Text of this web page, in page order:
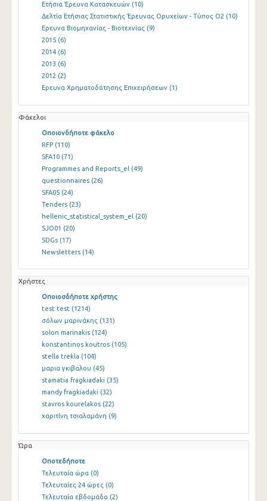
Ετήσια Έρευνα Κατασκευών (10)
Δελτία Ετήσιας Στατιστικής Έρευνας Ορυχείων - Τύπος Ο2 (10)
Ερευνα Βιομηχανίας - Βιοτεχνίας (9)
2015 (6)
2014 (6)
2013 (6)
2012 (2)
Ερευνα Χρηματοδότησης Επιχειρήσεων (1)
Φάκελοι
Οποιονδήποτε φάκελο
RFP (110)
SFA10 (71)
Programmes and Reports_el (49)
questionnaires (26)
SFA05 (24)
Tenders (23)
hellenic_statistical_system_el (20)
SJO01 (20)
SDGs (17)
Newsletters (14)
Χρήστες
Οποιοσδήποτε χρήστης
test test (1214)
σόλων μαρινάκης (131)
solon marinakis (124)
konstantinos koutros (105)
stella trekla (104)
μαρια γκιβαλου (45)
stamatia fragkiadaki (35)
mandy fragkiadaki (32)
stavros kourelakos (22)
χαριτίνη τσιαλαμάνη (9)
Ώρα
Οποτεδήποτε
Τελευταία ώρα (0)
Τελευταίες 24 ώρες (0)
Τελευταία εβδομάδα (2)